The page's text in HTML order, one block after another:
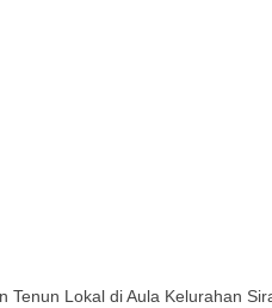
Tenun Lokal di Aula Kelurahan